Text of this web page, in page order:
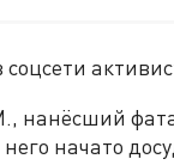
нанёсший
начато